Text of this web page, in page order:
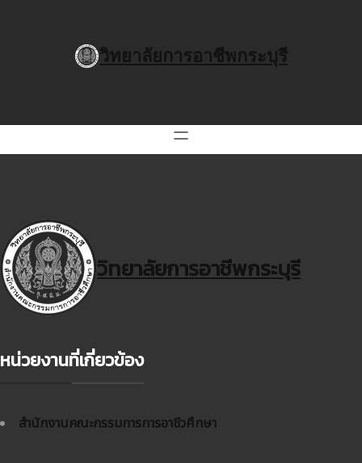
วิทยาลัยการอาชีพกระบุรี
วิทยาลัยการอาชีพกระบุรี
หน่วยงานที่เกี่ยวข้อง
สำนักงานคณะกรรมการการอาชีวศึกษา